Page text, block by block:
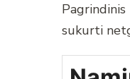
sukurti